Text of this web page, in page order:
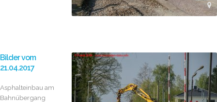
Bilder vom
21.04.2017
Asphalteinbau am
Bahnübergang